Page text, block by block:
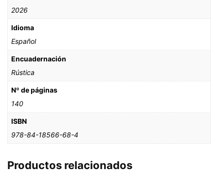
2026
Idioma
Español
Encuadernación
Rústica
Nº de páginas
140
ISBN
978-84-18566-68-4
Productos relacionados